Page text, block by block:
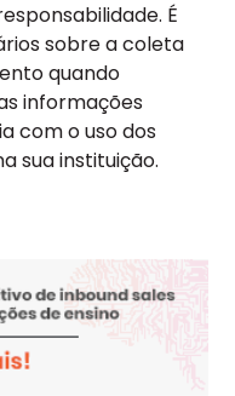
É
sobre a coleta
quando
informações
com o uso dos
sua instituição.